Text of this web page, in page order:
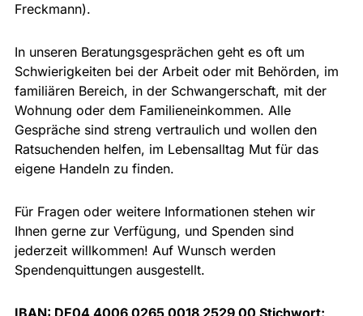
Freckmann).
In unseren Beratungsgesprächen geht es oft um
Schwierigkeiten bei der Arbeit oder mit Behörden, im
familiären Bereich, in der Schwangerschaft, mit der
Wohnung oder dem Familieneinkommen. Alle
Gespräche sind streng vertraulich und wollen den
Ratsuchenden helfen, im Lebensalltag Mut für das
eigene Handeln zu finden.
Für Fragen oder weitere Informationen stehen wir
Ihnen gerne zur Verfügung, und Spenden sind
jederzeit willkommen! Auf Wunsch werden
Spendenquittungen ausgestellt.